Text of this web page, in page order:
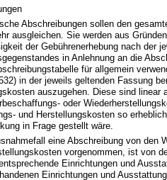
Abschreibungen sollen den
ausgleichen. Sie werden aus
der Gebührenerhebung nach der
in Anlehnung an die
für allgemein
in der jeweils geltenden Fassung
auszugehen. Diese sind linear
oder
und Herstellungskosten so
in Frage gestellt wäre.
eine Abschreibung von den
vorgenommen, ist von
Einrichtungen und
Einrichtungen und